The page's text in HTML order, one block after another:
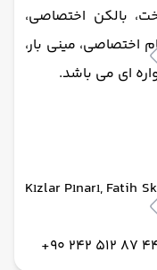
بالکن اختصاصی،
اختصاصی، مینی بار،
ای می باشد.
: Kızlar Pınarı, Fatih